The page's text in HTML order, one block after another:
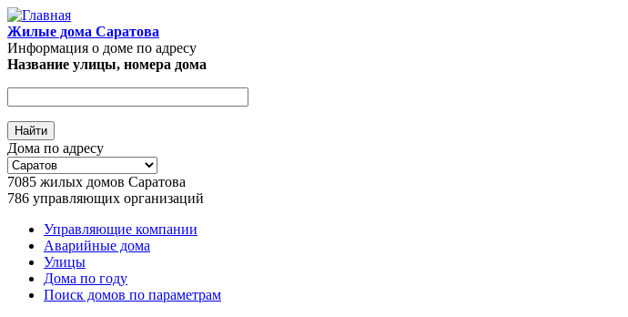
Перейти к основному содержанию
Жилые дома Саратова
Информация о доме по адресу
Название улицы, номера дома
Дома по адресу
7085 жилых домов Саратова
786 управляющих организаций
Главное меню
Управляющие компании
Аварийные дома
Улицы
Дома по году
Поиск домов по параметрам